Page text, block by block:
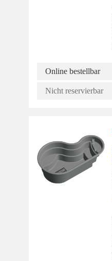
Online bestellbar
Nicht reservierbar